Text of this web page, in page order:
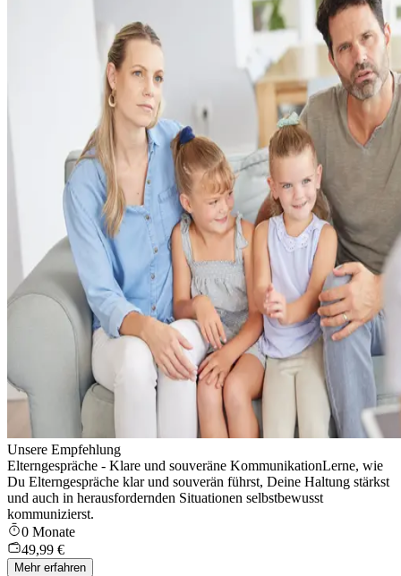
Unsere Empfehlung
Elterngespräche - Klare und souveräne KommunikationLerne, wie
Du Elterngespräche klar und souverän führst, Deine Haltung stärkst
und auch in herausfordernden Situationen selbstbewusst
kommunizierst.
0 Monate
49,99 €
Mehr erfahren